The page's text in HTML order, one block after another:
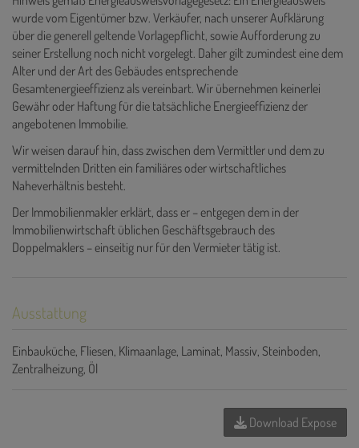
wurde vom Eigentümer bzw. Verkäufer, nach unserer Aufklärung
über die generell geltende Vorlagepflicht, sowie Aufforderung zu
seiner Erstellung noch nicht vorgelegt. Daher gilt zumindest eine dem
Alter und der Art des Gebäudes entsprechende
Gesamtenergieeffizienz als vereinbart. Wir übernehmen keinerlei
Gewähr oder Haftung für die tatsächliche Energieeffizienz der
angebotenen Immobilie.
Wir weisen darauf hin, dass zwischen dem Vermittler und dem zu
vermittelnden Dritten ein familiäres oder wirtschaftliches
Naheverhältnis besteht.
Der Immobilienmakler erklärt, dass er – entgegen dem in der
Immobilienwirtschaft üblichen Geschäftsgebrauch des
Doppelmaklers – einseitig nur für den Vermieter tätig ist.
Ausstattung
Einbauküche Fliesen Klimaanlage Laminat Massiv Steinboden
Zentralheizung Öl
Download Expose